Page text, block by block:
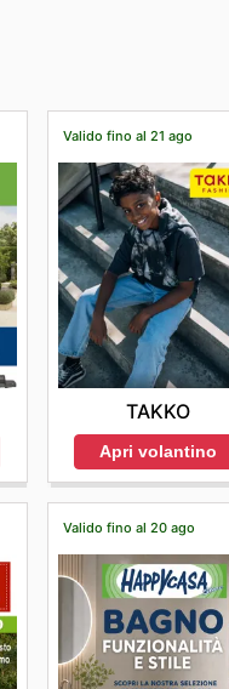
Valido fino al 21 ago
TAKKO
Apri volantino
Valido fino al 20 ago